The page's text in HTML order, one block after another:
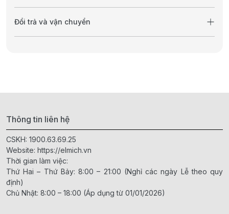
Đổi trả và vận chuyển
Thông tin liên hệ
CSKH: 1900.63.69.25
Website: https://elmich.vn
Thời gian làm việc:
Thứ Hai – Thứ Bảy: 8:00 – 21:00 (Nghỉ các ngày Lễ theo quy
định)
Chủ Nhật: 8:00 – 18:00 (Áp dụng từ 01/01/2026)